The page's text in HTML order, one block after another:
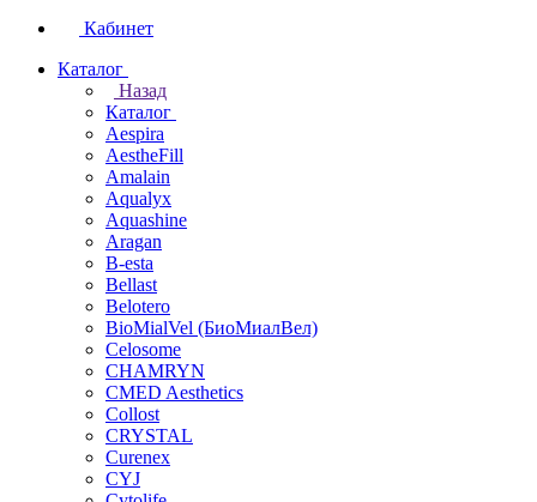
Кабинет
Каталог
Назад
Каталог
Aespira
AestheFill
Amalain
Aqualyx
Aquashine
Aragan
B-esta
Bellast
Belotero
BioMialVel (БиоМиалВел)
Celosome
CHAMRYN
CMED Aesthetics
Collost
CRYSTAL
Curenex
CYJ